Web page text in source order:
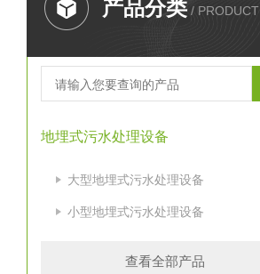
产品分类 / PRODUCT
地埋式污水处理设备
大型地埋式污水处理设备
小型地埋式污水处理设备
查看全部产品